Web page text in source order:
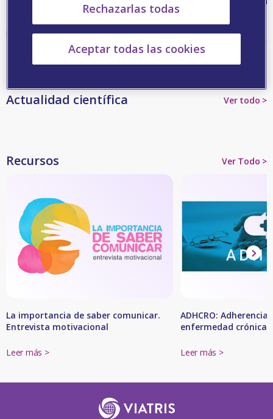
Actualidad científica Ver todo >
Recursos Ver Todo >
La importancia de saber comunicar.
Entrevista motivacional
Leer más >
ADHCRO:
enfermedad crónica
Leer más >
Rechazarlas todas
Aceptar todas las cookies